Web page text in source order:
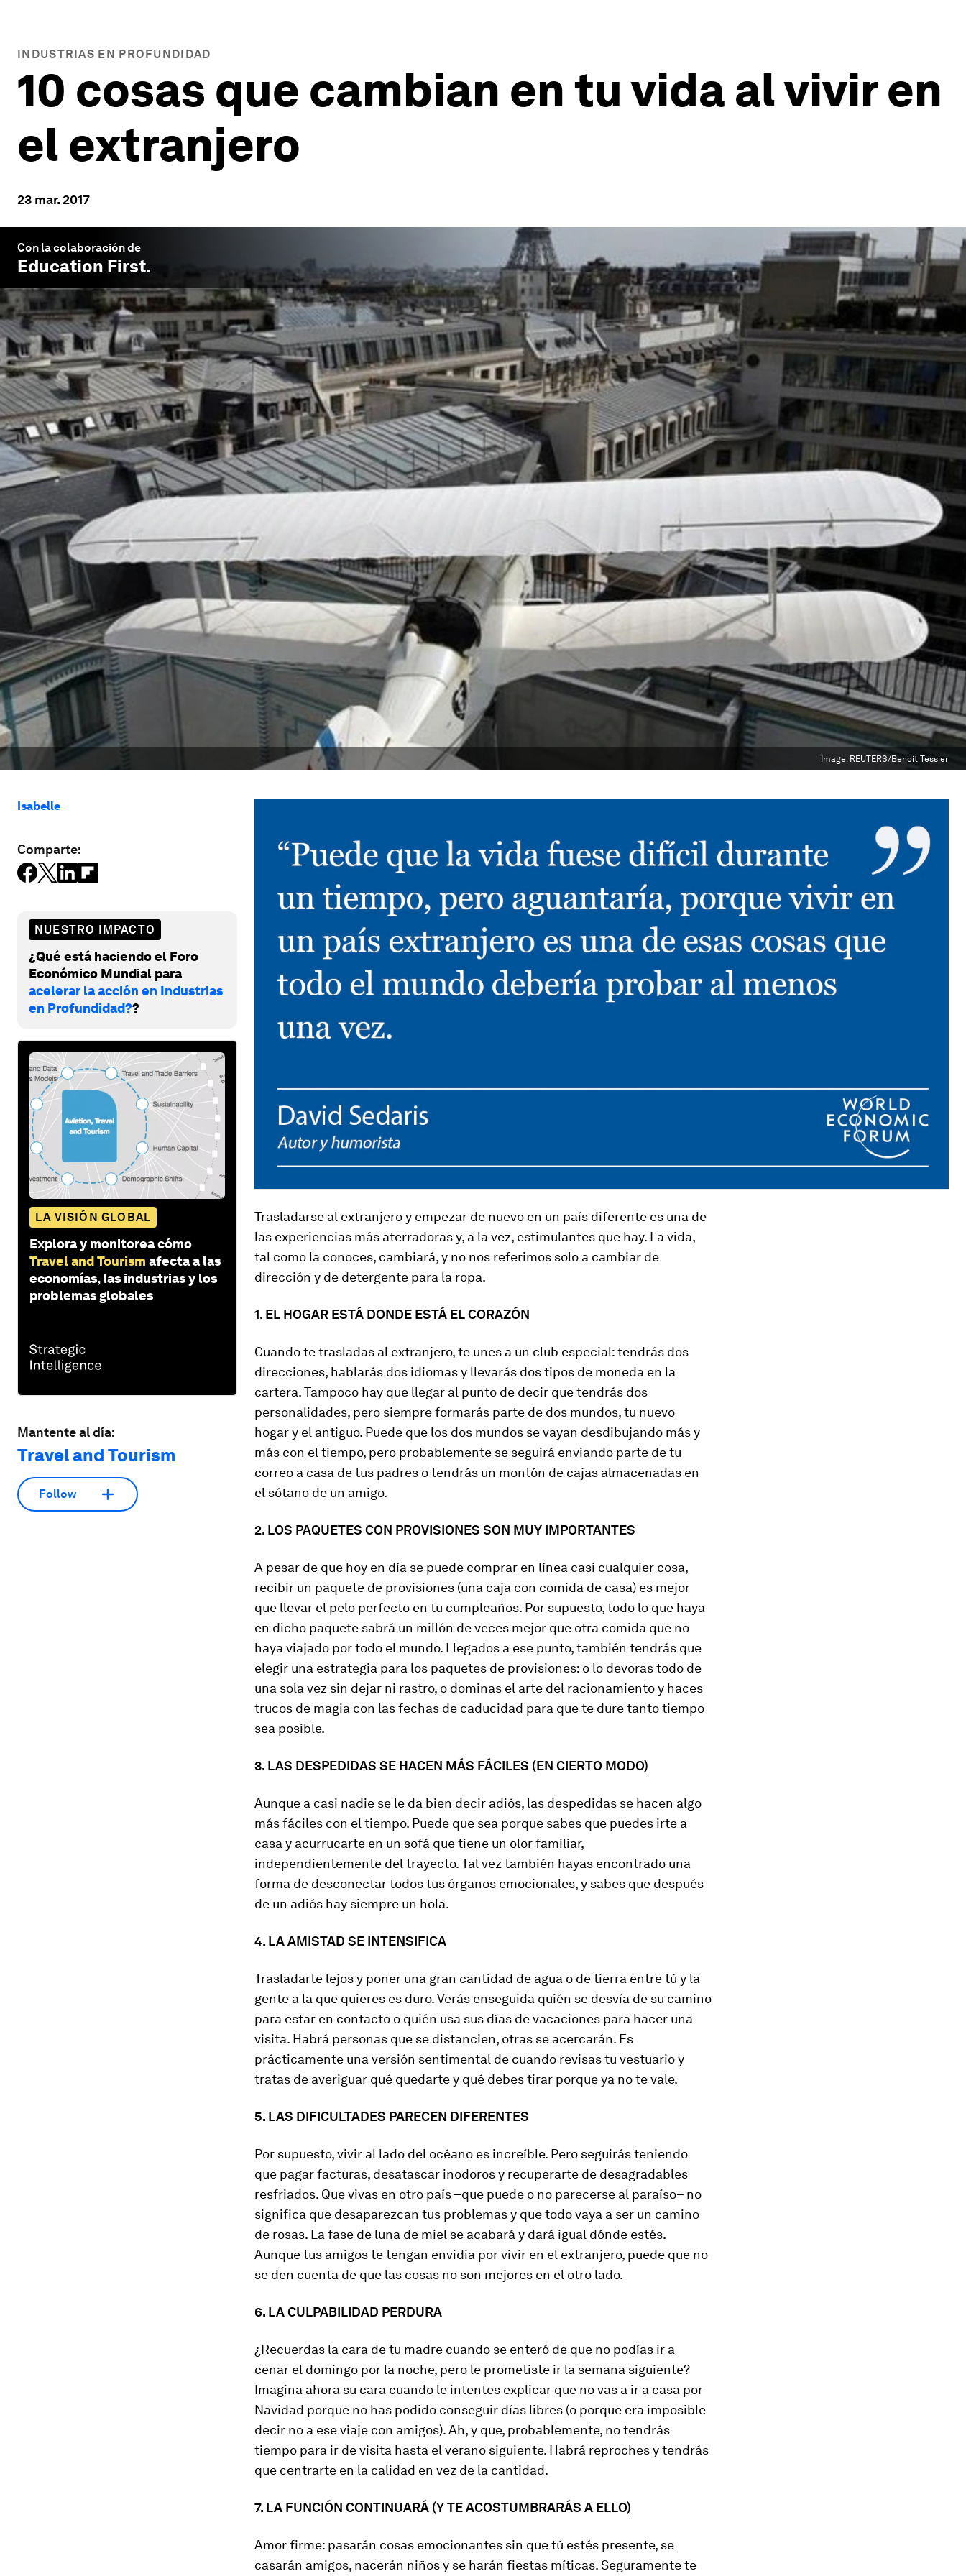
INDUSTRIAS EN PROFUNDIDAD
10 cosas que cambian en tu vida al vivir en
el extranjero
23 mar. 2017
Con la colaboración de
Education First.
Image: REUTERS/Benoit Tessier
Isabelle
Comparte:
NUESTRO IMPACTO
¿Qué está haciendo el Foro
Económico Mundial para
acelerar la acción en Industrias
en Profundidad??
LA VISIÓN GLOBAL
Explora y monitorea cómo
Travel and Tourism afecta a las
economías, las industrias y los
problemas globales
Mantente al día:
Travel and Tourism
Follow
Trasladarse al extranjero y empezar de nuevo en un país diferente es una de
las experiencias más aterradoras y, a la vez, estimulantes que hay. La vida,
tal como la conoces, cambiará, y no nos referimos solo a cambiar de
dirección y de detergente para la ropa.
1. EL HOGAR ESTÁ DONDE ESTÁ EL CORAZÓN
Cuando te trasladas al extranjero, te unes a un club especial: tendrás dos
direcciones, hablarás dos idiomas y llevarás dos tipos de moneda en la
cartera. Tampoco hay que llegar al punto de decir que tendrás dos
personalidades, pero siempre formarás parte de dos mundos, tu nuevo
hogar y el antiguo. Puede que los dos mundos se vayan desdibujando más y
más con el tiempo, pero probablemente se seguirá enviando parte de tu
correo a casa de tus padres o tendrás un montón de cajas almacenadas en
el sótano de un amigo.
2. LOS PAQUETES CON PROVISIONES SON MUY IMPORTANTES
A pesar de que hoy en día se puede comprar en línea casi cualquier cosa,
recibir un paquete de provisiones (una caja con comida de casa) es mejor
que llevar el pelo perfecto en tu cumpleaños. Por supuesto, todo lo que haya
en dicho paquete sabrá un millón de veces mejor que otra comida que no
haya viajado por todo el mundo. Llegados a ese punto, también tendrás que
elegir una estrategia para los paquetes de provisiones: o lo devoras todo de
una sola vez sin dejar ni rastro, o dominas el arte del racionamiento y haces
trucos de magia con las fechas de caducidad para que te dure tanto tiempo
sea posible.
3. LAS DESPEDIDAS SE HACEN MÁS FÁCILES (EN CIERTO MODO)
Aunque a casi nadie se le da bien decir adiós, las despedidas se hacen algo
más fáciles con el tiempo. Puede que sea porque sabes que puedes irte a
casa y acurrucarte en un sofá que tiene un olor familiar,
independientemente del trayecto. Tal vez también hayas encontrado una
forma de desconectar todos tus órganos emocionales, y sabes que después
de un adiós hay siempre un hola.
4. LA AMISTAD SE INTENSIFICA
Trasladarte lejos y poner una gran cantidad de agua o de tierra entre tú y la
gente a la que quieres es duro. Verás enseguida quién se desvía de su camino
para estar en contacto o quién usa sus días de vacaciones para hacer una
visita. Habrá personas que se distancien, otras se acercarán. Es
prácticamente una versión sentimental de cuando revisas tu vestuario y
tratas de averiguar qué quedarte y qué debes tirar porque ya no te vale.
5. LAS DIFICULTADES PARECEN DIFERENTES
Por supuesto, vivir al lado del océano es increíble. Pero seguirás teniendo
que pagar facturas, desatascar inodoros y recuperarte de desagradables
resfriados. Que vivas en otro país –que puede o no parecerse al paraíso– no
significa que desaparezcan tus problemas y que todo vaya a ser un camino
de rosas. La fase de luna de miel se acabará y dará igual dónde estés.
Aunque tus amigos te tengan envidia por vivir en el extranjero, puede que no
se den cuenta de que las cosas no son mejores en el otro lado.
6. LA CULPABILIDAD PERDURA
¿Recuerdas la cara de tu madre cuando se enteró de que no podías ir a
cenar el domingo por la noche, pero le prometiste ir la semana siguiente?
Imagina ahora su cara cuando le intentes explicar que no vas a ir a casa por
Navidad porque no has podido conseguir días libres (o porque era imposible
decir no a ese viaje con amigos). Ah, y que, probablemente, no tendrás
tiempo para ir de visita hasta el verano siguiente. Habrá reproches y tendrás
que centrarte en la calidad en vez de la cantidad.
7. LA FUNCIÓN CONTINUARÁ (Y TE ACOSTUMBRARÁS A ELLO)
Amor firme: pasarán cosas emocionantes sin que tú estés presente, se
casarán amigos, nacerán niños y se harán fiestas míticas. Seguramente te